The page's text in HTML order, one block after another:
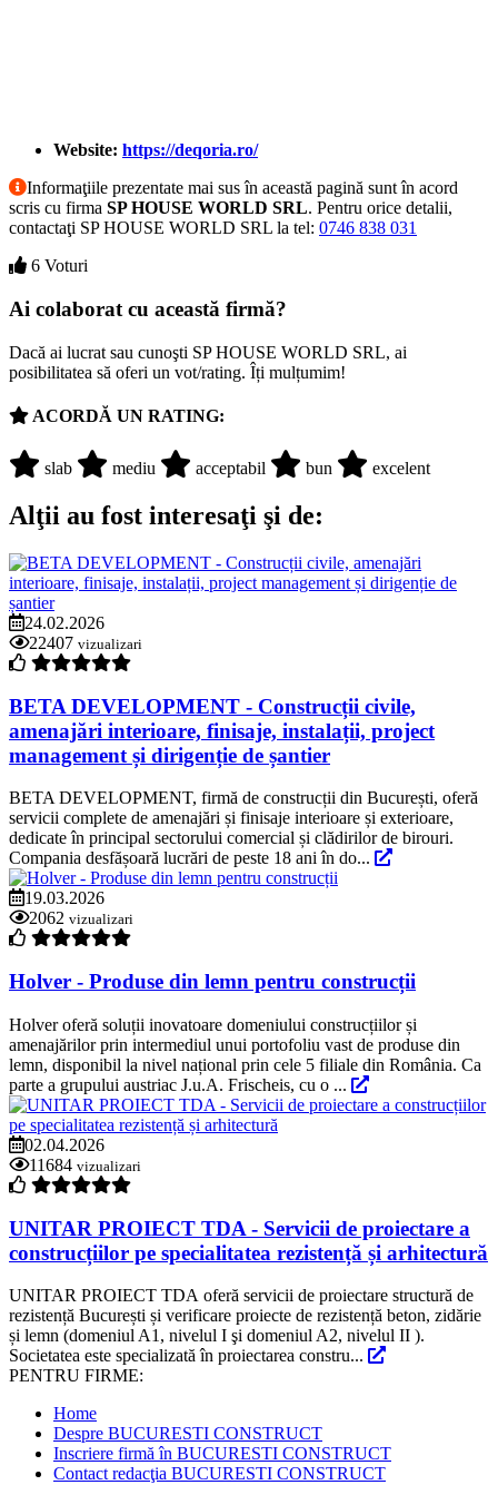
Website: https://deqoria.ro/
Informaţiile prezentate mai sus în această pagină sunt în acord
scris cu firma SP HOUSE WORLD SRL. Pentru orice detalii,
contactaţi SP HOUSE WORLD SRL la tel: 0746 838 031
6 Voturi
Ai colaborat cu această firmă?
Dacă ai lucrat sau cunoşti SP HOUSE WORLD SRL, ai
posibilitatea să oferi un vot/rating. Îți mulțumim!
ACORDĂ UN RATING:
slab mediu acceptabil bun excelent
Alţii au fost interesaţi şi de:
24.02.2026
22407 vizualizari
BETA DEVELOPMENT - Construcții civile,
amenajări interioare, finisaje, instalații, project
management și dirigenție de șantier
BETA DEVELOPMENT, firmă de construcții din București, oferă
servicii complete de amenajări și finisaje interioare și exterioare,
dedicate în principal sectorului comercial și clădirilor de birouri.
Compania desfășoară lucrări de peste 18 ani în do...
19.03.2026
2062 vizualizari
Holver - Produse din lemn pentru construcții
Holver oferă soluții inovatoare domeniului construcțiilor și
amenajărilor prin intermediul unui portofoliu vast de produse din
lemn, disponibil la nivel național prin cele 5 filiale din România. Ca
parte a grupului austriac J.u.A. Frischeis, cu o ...
02.04.2026
11684 vizualizari
UNITAR PROIECT TDA - Servicii de proiectare a
construcțiilor pe specialitatea rezistență și arhitectură
UNITAR PROIECT TDA oferă servicii de proiectare structură de
rezistență București și verificare proiecte de rezistență beton, zidărie
și lemn (domeniul A1, nivelul I şi domeniul A2, nivelul II ).
Societatea este specializată în proiectarea constru...
PENTRU FIRME:
Home
Despre BUCURESTI CONSTRUCT
Inscriere firmă în BUCURESTI CONSTRUCT
Contact redacţia BUCURESTI CONSTRUCT